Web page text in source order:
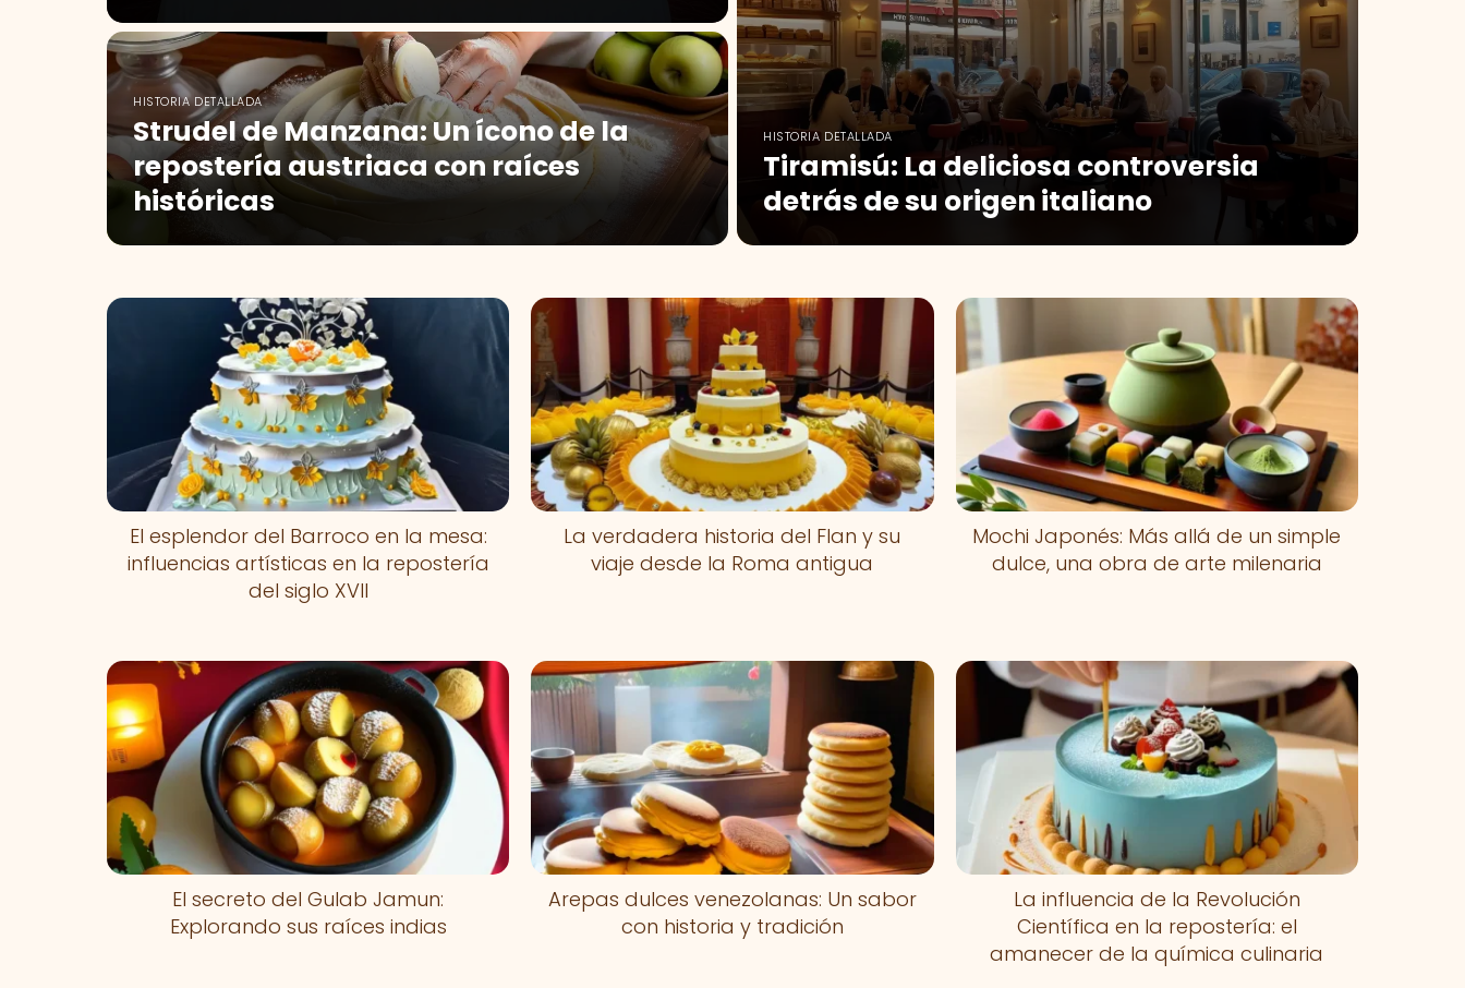
HISTORIA DETALLADA
Strudel de Manzana: Un ícono de la
repostería austriaca con raíces
históricas
HISTORIA DETALLADA
Tiramisú: La deliciosa controversia
detrás de su origen italiano
El esplendor del Barroco en la mesa:
influencias artísticas en la repostería
del siglo XVII
La verdadera historia del Flan y su
viaje desde la Roma antigua
Mochi Japonés: Más allá de un simple
dulce, una obra de arte milenaria
El secreto del Gulab Jamun:
Explorando sus raíces indias
Arepas dulces venezolanas: Un sabor
con historia y tradición
La influencia de la Revolución
Científica en la repostería: el
amanecer de la química culinaria